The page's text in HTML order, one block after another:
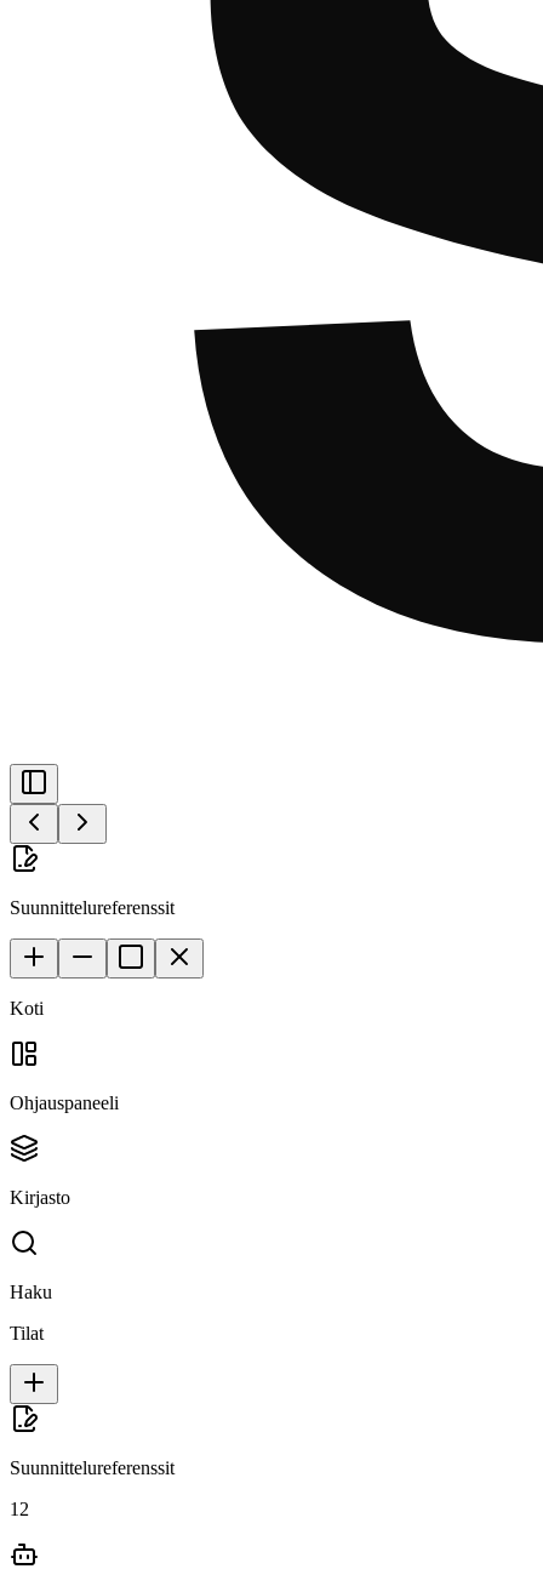
Suunnittelureferenssit
Koti
Ohjauspaneeli
Kirjasto
Haku
Tilat
Suunnittelureferenssit
12